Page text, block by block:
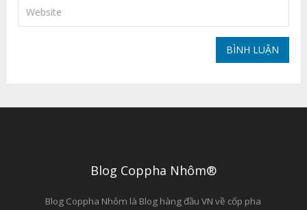
Blog Coppha Nhôm®
Blog Coppha Nhôm là Blog hàng đầu VN về cốp pha